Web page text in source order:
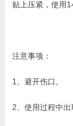
贴上压紧，使用1
注意事项：
1、避开伤口。
2、使用过程中出